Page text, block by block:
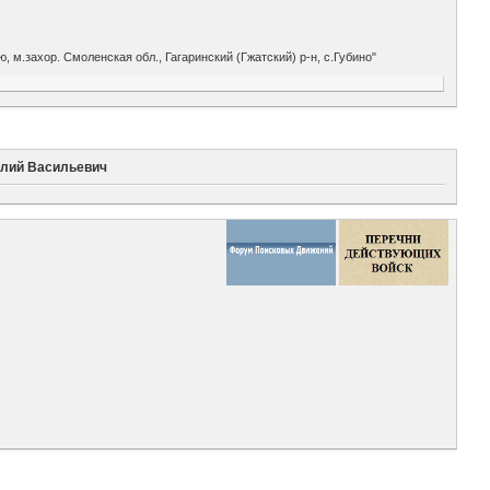
Смоленская обл., Гагаринский (Гжатский) р-н, с.Губино"
Васильевич